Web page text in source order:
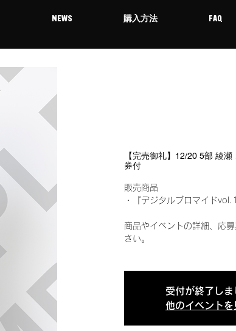
NEWS 購入方法 FAQ
【完売御礼】12/20 5部 綾
券付
販売商品
・『デジタルブロマイド
商品やイベントの詳細、応
さい。
受付が終了しま
他のイベントを